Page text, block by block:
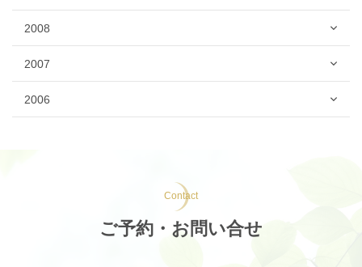
2008
2007
2006
Contact
ご予約・お問い合せ